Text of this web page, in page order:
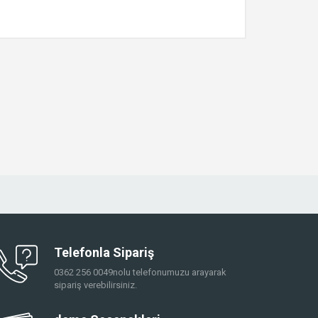
Telefonla Sipariş
0362 256 0049nolu telefonumuzu arayarak
sipariş verebilirsiniz.